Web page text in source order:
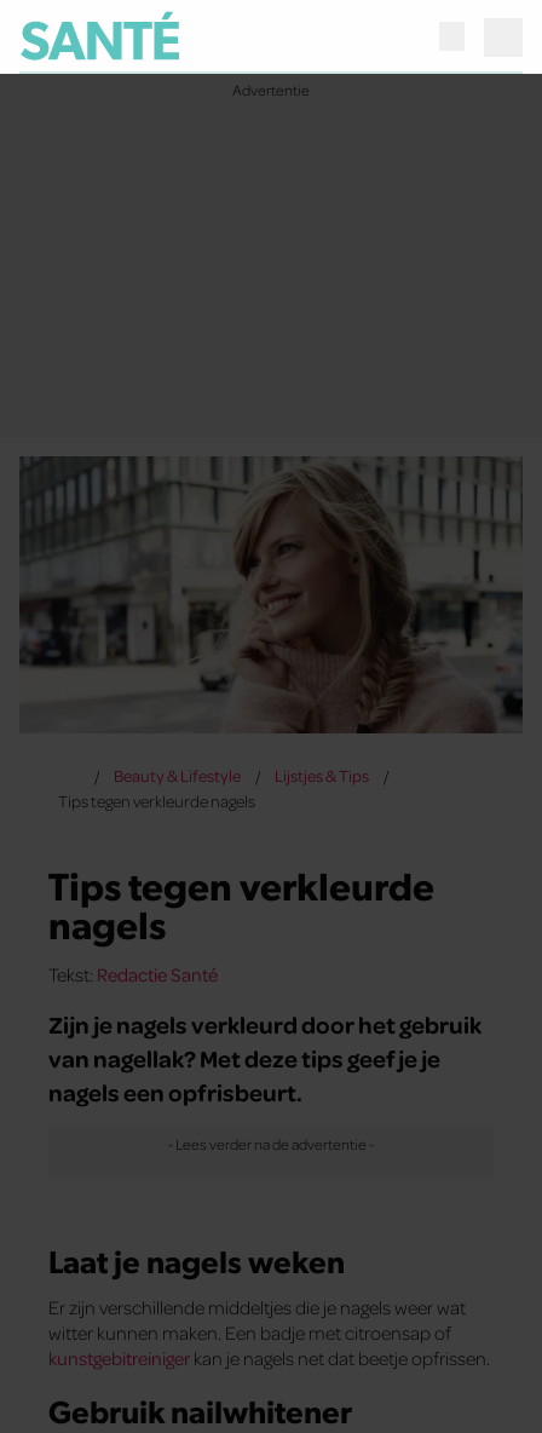
Beauty & Lifestyle
Lijstjes & Tips
Tips tegen verkleurde nagels
Tips tegen verkleurde
nagels
Tekst: Redactie Santé
Zijn je nagels verkleurd door het gebruik
van nagellak? Met deze tips geef je je
nagels een opfrisbeurt.
Laat je nagels weken
Er zijn verschillende middeltjes die je nagels weer wat
witter kunnen maken. Een badje met citroensap of
kunstgebitreiniger kan je nagels net dat beetje opfrissen.
Gebruik nailwhitener